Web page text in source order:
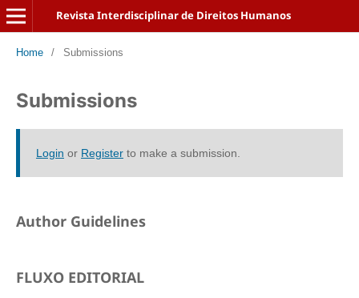
Revista Interdisciplinar de Direitos Humanos
Home / Submissions
Submissions
Login or Registerto make a submission.
Author Guidelines
FLUXO EDITORIAL